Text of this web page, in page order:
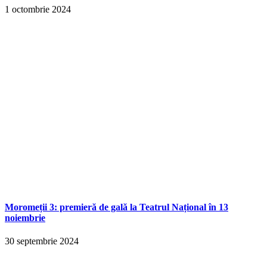
1 octombrie 2024
Moromeții 3: premieră de gală la Teatrul Național în 13
noiembrie
30 septembrie 2024